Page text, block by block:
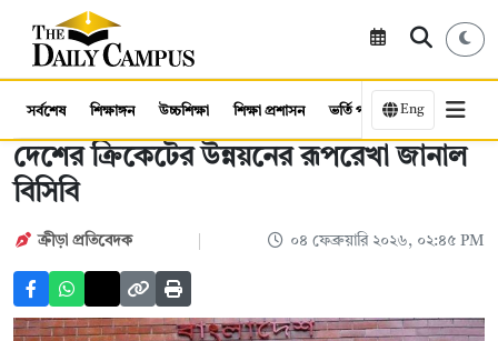
সর্বশেষ শিক্ষাঙ্গন উচ্চশিক্ষা শিক্ষা প্রশাসন ভর্তি পরীক্ষা কর্মসংস্থান
Eng
দেশের ক্রিকেটের উন্নয়নের রূপরেখা জানাল
বিসিবি
ক্রীড়া প্রতিবেদক ০৪ ফেব্রুয়ারি ২০২৬, ০২:৪৫ PM